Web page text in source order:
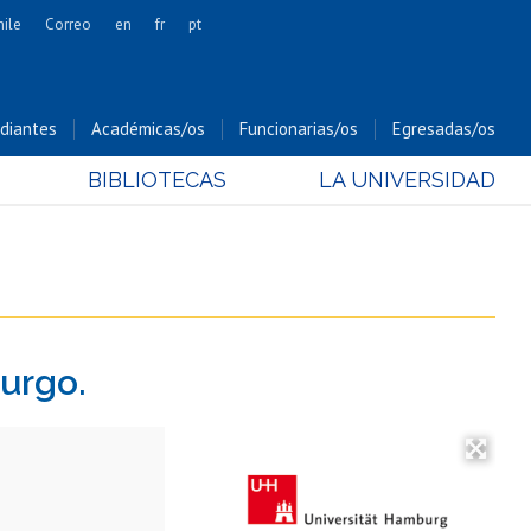
Cs. Forestales y Conservación
Cs. Sociales
Estudios Internacionales
Correo en fr pt
Académicas/os Funcionarias/os Egresadas/os
BIBLIOTECAS LA UNIVERSIDAD